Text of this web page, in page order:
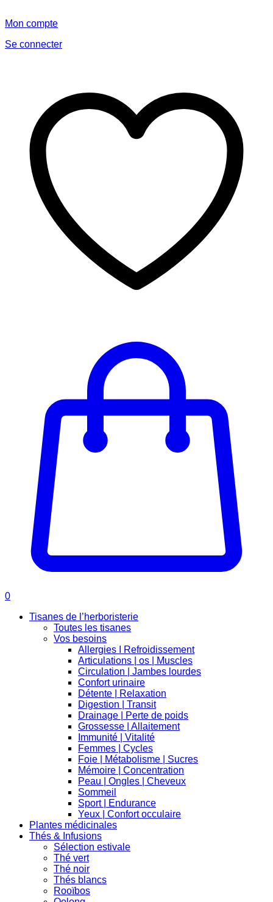
Mon compte
Se connecter
0
Tisanes de l’herboristerie
Toutes les tisanes
Vos besoins
Allergies I Refroidissement
Articulations | os | Muscles
Circulation | Jambes lourdes
Confort urinaire
Détente | Relaxation
Digestion | Transit
Drainage | Perte de poids
Grossesse | Allaitement
Immunité | Vitalité
Femmes | Cycles
Foie | Métabolisme | Sucres
Mémoire | Concentration
Peau | Ongles | Cheveux
Sommeil
Sport | Endurance
Yeux | Confort occulaire
Plantes médicinales
Thés & Infusions
Sélection estivale
Thé vert
Thé noir
Thés blancs
Rooïbos